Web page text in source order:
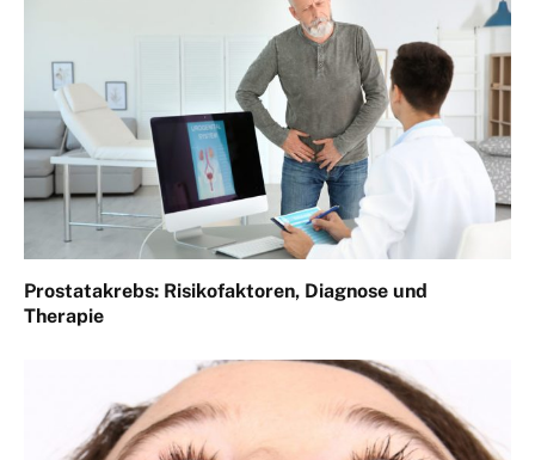
Prostatakrebs: Risikofaktoren, Diagnose und
Therapie